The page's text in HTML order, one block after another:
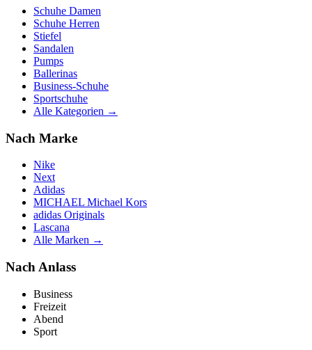
Schuhe Damen
Schuhe Herren
Stiefel
Sandalen
Pumps
Ballerinas
Business-Schuhe
Sportschuhe
Alle Kategorien →
Nach Marke
Nike
Next
Adidas
MICHAEL Michael Kors
adidas Originals
Lascana
Alle Marken →
Nach Anlass
Business
Freizeit
Abend
Sport